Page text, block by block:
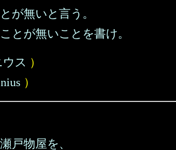
が無いと言う。
とが無いことを書け。
ス ）
）
戸物屋を、